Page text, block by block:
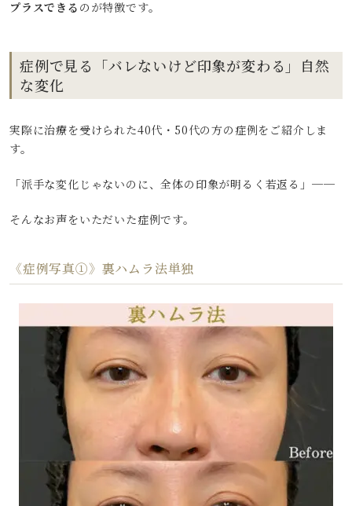
プラスできる のが特徴です。
症例で見る「バレないけど印象が変わる」自然
な変化
実際に治療を受けられた40代・50代の方の症例をご紹介しま
す。
「派手な変化じゃないのに、全体の印象が明るく若返る」──
そんなお声をいただいた症例です。
《症例写真①》裏ハムラ法単独